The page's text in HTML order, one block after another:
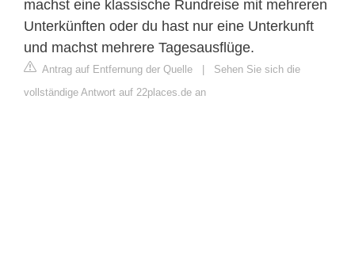
machst eine klassische Rundreise mit mehreren
Unterkünften oder du hast nur eine Unterkunft
und machst mehrere Tagesausflüge.
Antrag auf Entfernung der Quelle | Sehen Sie sich die
vollständige Antwort auf 22places.de an